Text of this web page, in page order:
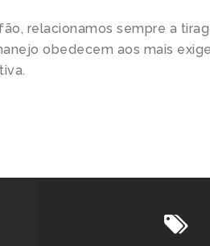
relacionamos sempre a
obedecem aos mais